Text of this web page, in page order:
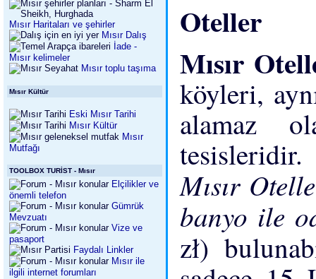
Mısır Haritaları ve şehirler
Mısır Dalış
İade -
Mısır kelimeler
Mısır toplu taşıma
Mısır Kültür
Eski Mısır Tarihi
Mısır Kültür
Mısır
Mutfağı
TOOLBOX TURİST - Mısır
Elçilikler ve
önemli telefon
Gümrük
Mevzuatı
Vize ve
pasaport
Faydalı Linkler
Mısır ile
ilgili internet forumları
Oteller
Mısır
köyleri,
alamaz
Mısır
banyo ile
zł)